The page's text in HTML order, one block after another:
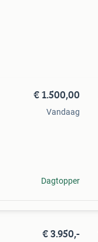
€ 1.500,00
Vandaag
Dagtopper
€ 3.950,-